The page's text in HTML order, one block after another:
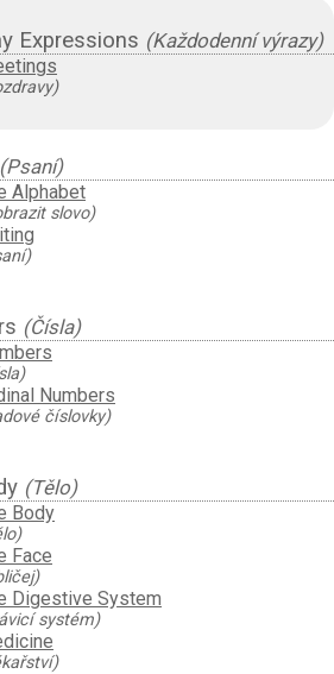
Expressions (Každodenní výrazy)
(Psaní)
Alphabet
slovo)
(Čísla)
Numbers
číslovky)
(Tělo)
Body
Face
Digestive System
systém)